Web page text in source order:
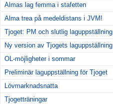
Almas lag femma i stafetten
Alma trea på medeldistans i JVM!
Tjoget: PM och slutlig laguppställning
Ny version av Tjogets laguppställning
OL-möjligheter i sommar
Preliminär laguppställning för Tjoget
Lövmarknadsnatta
Tjogetträningar